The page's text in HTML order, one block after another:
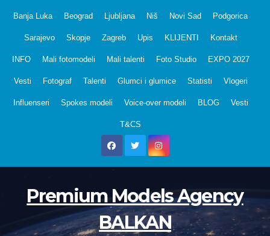
Banja Luka Beograd Ljubljana Niš Novi Sad Podgorica
Sarajevo Skopje Zagreb Upis KLIJENTI Kontakt
INFO Mali fotomodeli Mali talenti Foto Studio EXPO 2027
Vesti Fotograf Talenti Glumci i glumice Statisti Vlogeri
Influenseri Spokes modeli Voice-over modeli BLOG Vesti
T&CS
Premium Models Agency
BALKAN